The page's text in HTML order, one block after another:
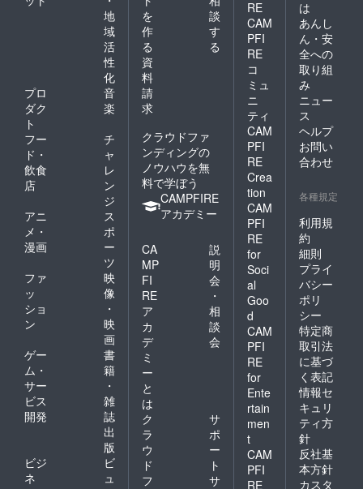
スマホ
ポケッ
ト、
ペット
ボトル
も入る
大きさ
のポ
ケット
には充
電器な
ども 入
ラー：
キ、ブ
ラック
材 ：
複合繊
維（ポ
リエス
テル）
75% 、
ポリエ
ステル
25%の
ツイル
組織素
材 原産
国：日
本（福
井県）
SOLOT
EX︎ ソロ
テック
くな
い。 そ
んな悩
みを解
決して
くれる
のが、
「カバ
ンいら
ずの手
ぶら
カーゴ
ブレッ
すっぽ
り入る
ポケッ
トや、
スマホ
ポケッ
ト、
ペット
ボトル
も入る
大きさ
のポ
ケット
には充
電器な
ども 入
す。 カ
ラー：
カー
キ、ブ
地
域
活
性
化
プロ
ダク
ト
音
楽
フー
ド・
飲食
店
チ
ャ
レ
ン
ジ
アニ
メ・
漫画
ス
ポ
ー
ツ
ファ
ッ
ショ
ン
映
像
・
映
画
ゲー
ム・
サー
ビス
開発
書
籍
・
雑
誌
出
版
ビジ
ネ
ビ
ュ
を
作
る
談
す
る
資
料
請
求
クラウドファ
ンディングの
ノウハウを無
料で学ぼう
CAMPFIRE
アカデミー
CA
MP
FI
RE
ア
カ
デ
ミ
ー
と
は
説
明
会
・
相
談
会
ク
ラ
ウ
ド
フ
サ
ポ
ー
ト
サ
RE
CAM
PFI
RE
コ
ミュ
ニ
ティ
CAM
PFI
RE
Crea
tion
CAM
PFI
RE
for
Soci
al
Goo
d
CAM
PFI
RE
for
Ente
rtain
men
t
CAM
PFI
RE
は
あんし
ん・安
全への
取り組
み
ニュー
ス
ヘルプ
お問い
合わせ
各種規定
利用規
約
細則
プライ
バシー
ポリ
シー
特定商
取引法
に基づ
く表記
情報セ
キュリ
ティ方
針
反社基
本方針
カスタ